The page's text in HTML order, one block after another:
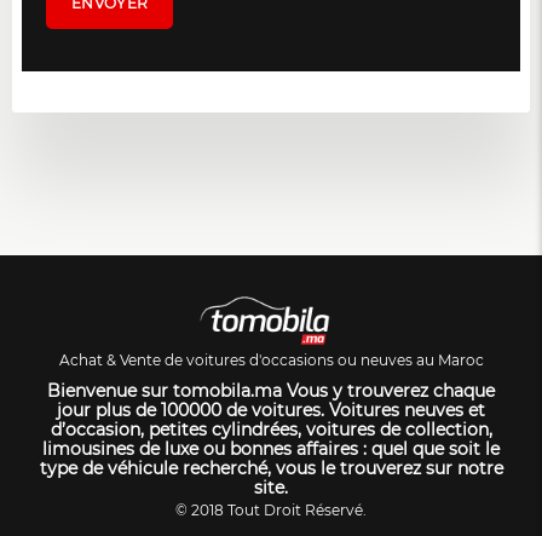
Achat & Vente de voitures d'occasions ou neuves au Maroc
Bienvenue sur tomobila.ma Vous y trouverez chaque
jour plus de 100000 de voitures. Voitures neuves et
d’occasion, petites cylindrées, voitures de collection,
limousines de luxe ou bonnes affaires : quel que soit le
type de véhicule recherché, vous le trouverez sur notre
site.
© 2018 Tout Droit Réservé.